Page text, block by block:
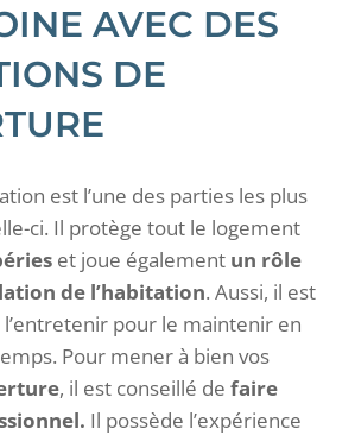
AVEC DES
DE
est l’une des parties les plus
ci. Il protège tout le logement
et joue également un rôle
de l’habitation. Aussi, il est
pour le maintenir en
Pour mener à bien vos
, il est conseillé de faire
Il possède l’expérience